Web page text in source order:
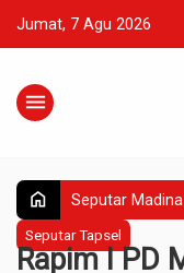
Jumat, 7 Agu 2026
menu
home Seputar Madina
Seputar Tapsel
Rapim I PD